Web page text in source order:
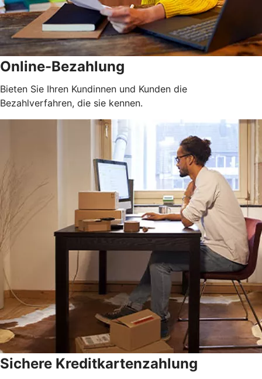
Online-Bezahlung
Bieten Sie Ihren Kundinnen und Kunden die
Bezahlverfahren, die sie kennen.
Sichere Kreditkartenzahlung